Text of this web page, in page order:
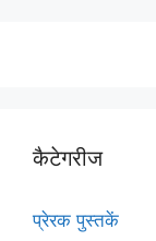
कैटेगरीज
प्रेरक पुस्तकें